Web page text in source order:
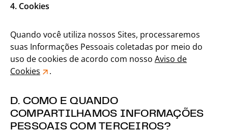
4. Cookies
Quando você utiliza nossos Sites, processaremos
suas Informações Pessoais coletadas por meio do
uso de cookies de acordo com nosso Aviso de
Cookies
.
D. COMO E QUANDO
COMPARTILHAMOS INFORMAÇÕES
PESSOAIS COM TERCEIROS?